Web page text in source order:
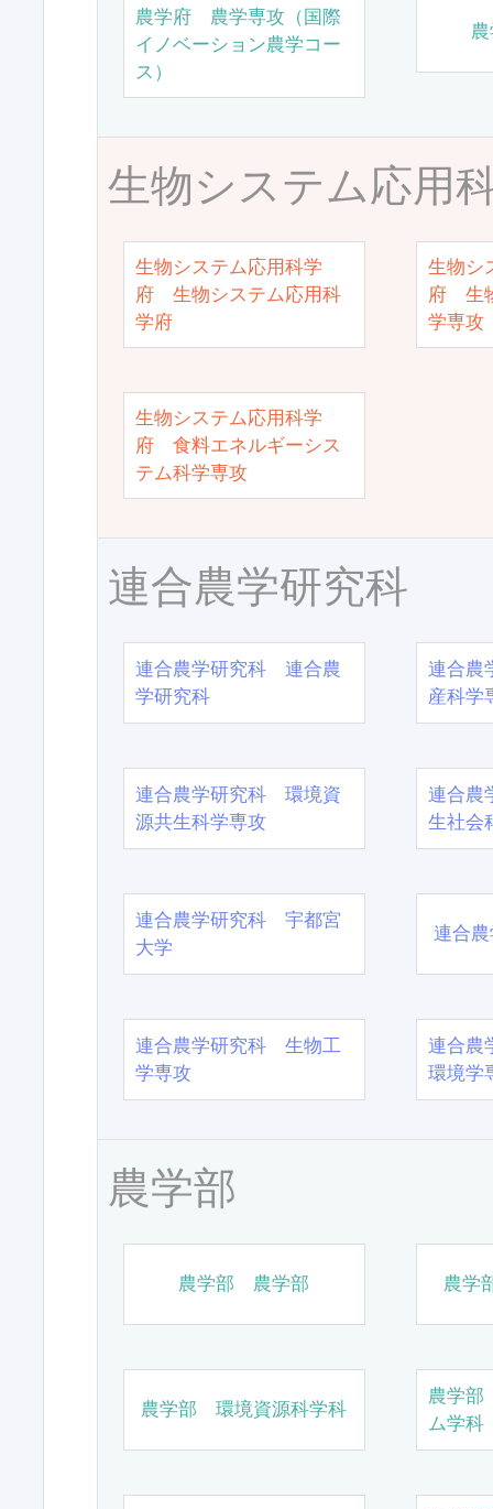
農学府 農学専攻（国際
イノベーション農学コー
ス）
生物システム応用
生物システム応用科学
府 生物システム応用科
学府
生物シ
府 生
学専攻
生物システム応用科学
府 食料エネルギーシス
テム科学専攻
連合農学研究科
連合農学研究科 連合農
学研究科
連合農
産科学
連合農学研究科 環境資
源共生科学専攻
連合農
生社会
連合農学研究科 宇都宮
大学
連合
連合農学研究科 生物工
学専攻
連合農
環境学
農学部
農学部 農学部 農学
農学部 環境資源科学科
農学
ム学科